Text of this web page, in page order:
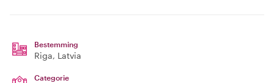
Bestemming
Riga, Latvia
Categorie